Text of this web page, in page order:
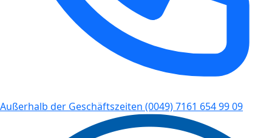
Außerhalb der Geschäftszeiten (0049) 7161 654 99 09